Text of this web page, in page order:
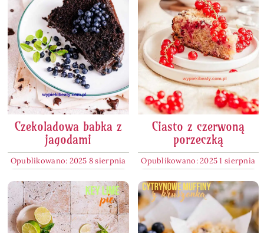
Czekoladowa babka z
jagodami
Opublikowano: 2025 8 sierpnia
Ciasto z czerwoną
porzeczką
Opublikowano: 2025 1 sierpnia